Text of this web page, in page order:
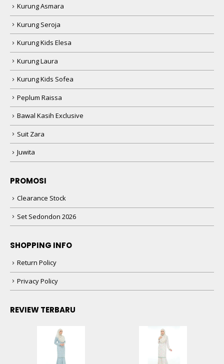
Kurung Asmara
Kurung Seroja
Kurung Kids Elesa
Kurung Laura
Kurung Kids Sofea
Peplum Raissa
Bawal Kasih Exclusive
Suit Zara
Juwita
PROMOSI
Clearance Stock
Set Sedondon 2026
SHOPPING INFO
Return Policy
Privacy Policy
REVIEW TERBARU